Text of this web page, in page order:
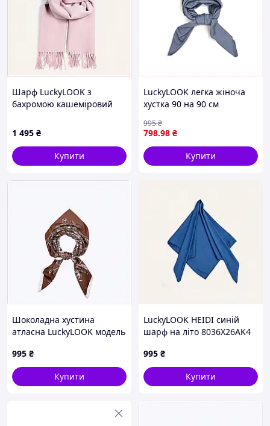
Шарф LuckyLOOK з
бахромою кашеміровий
1 495 ₴
Купити
LuckyLOOK легка жіноча
хустка 90 на 90 см
798.98 ₴
995₴
Купити
Шоколадна хустина
атласна LuckyLOOK модель
995 ₴
Купити
LuckyLOOK HEIDI синій
шарф на літо 8036X26AK4
995 ₴
Купити